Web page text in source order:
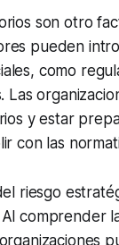
son otro
pueden
como
Las
y estar
con las
riesgo
comprender